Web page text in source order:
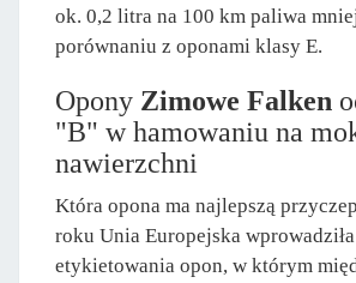
ok. 0,2 litra na 100 km paliwa
porównaniu z oponami klasy E.
Opony Zimowe Falken
"B" w hamowaniu na
nawierzchni
Która opona ma najlepszą
roku Unia Europejska
etykietowania opon, w którym